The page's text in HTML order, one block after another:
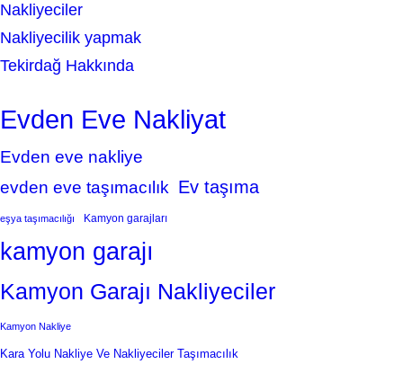
Nakliyeciler
Nakliyecilik yapmak
Tekirdağ Hakkında
Evden Eve Nakliyat
Evden eve nakliye
evden eve taşımacılık Ev taşıma
eşya taşımacılığı Kamyon garajları
kamyon garajı
Kamyon Garajı Nakliyeciler
Kamyon Nakliye
Kara Yolu Nakliye Ve Nakliyeciler Taşımacılık